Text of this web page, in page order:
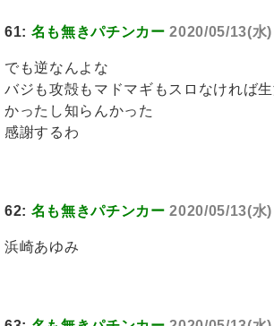
61: 名も無きパチンカー 2020/05/13(水
でも逆なんよな
バジも攻殻もマドマギもスロなければ
かったし知らんかった
感謝するわ
62: 名も無きパチンカー 2020/05/13(水
浜崎あゆみ